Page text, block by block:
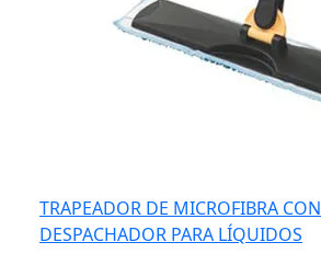
TRAPEADOR DE MICROFIBRA CON
DESPACHADOR PARA LÍQUIDOS